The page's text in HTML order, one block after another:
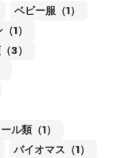
ベビー服（1）
1）
3）
ル類（1）
バイオマス（1）